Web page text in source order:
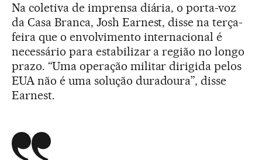
Na coletiva de imprensa diária, o porta-voz
da Casa Branca, Josh Earnest, disse na terça-
feira que o envolvimento internacional é
necessário para estabilizar a região no longo
prazo. “Uma operação militar dirigida pelos
EUA não é uma solução duradoura”, disse
Earnest.